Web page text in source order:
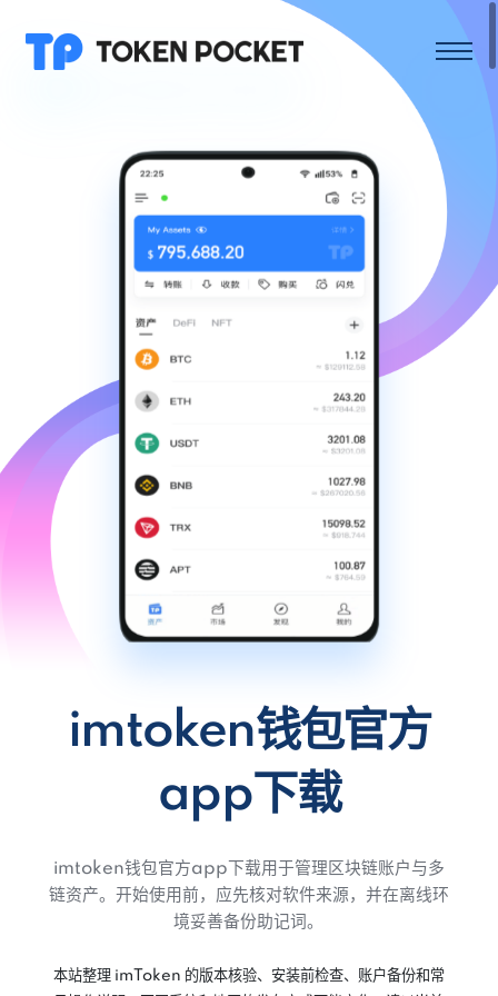
imtoken钱包官方
app下载
imtoken钱包官方app下载用于管理区块链账户与多
链资产。开始使用前，应先核对软件来源，并在离线环
境妥善备份助记词。
本站整理 imToken 的版本核验、安装前检查、账户备份和常